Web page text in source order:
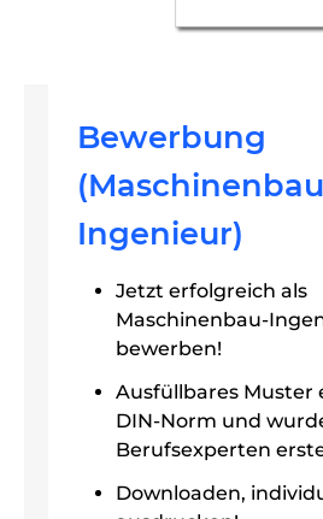
Bewerbung
Ingenieur)
Jetzt erfolgreich als
Maschinenbau-
bewerben!
Ausfüllbares Muster
DIN-Norm und
Berufsexperten
Downloaden,